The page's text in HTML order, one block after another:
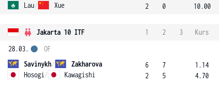
Lau/ Xue
2
0
10.00
Jakarta 10 ITF 1 2 3
Kurs
28.03.
Savinykh/
Zakharova
Hosogi / Kawagishi
OF
6
2
7
5
1.14
4.70